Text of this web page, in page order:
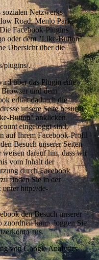
sozialen Netzwerks
Road, Menlo Park,
Facebook-Plugins
oder dem "Like-Button"
Übersicht über die
plugins/.
über das Plugin eine
und dem
erhält dadurch die
unsere Seite besucht
Button" anklicken
eingeloggt sind,
auf Ihrem Facebook-Profil
Besuch unserer Seiten
darauf hin, dass wir
vom Inhalt der
durch Facebook
finden Sie in der
unter http://de-
den Besuch unserer
zuordnen kann, loggen Sie
aus.
von Google Analytics